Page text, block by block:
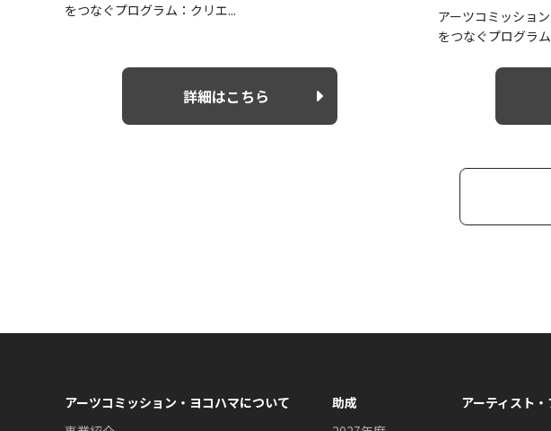
をつなぐプログラム：クリエ...
詳細はこちら
アーツコミッショ
をつなぐプログラ
アーツコミッション・ヨコハマについて
助成
アーティスト